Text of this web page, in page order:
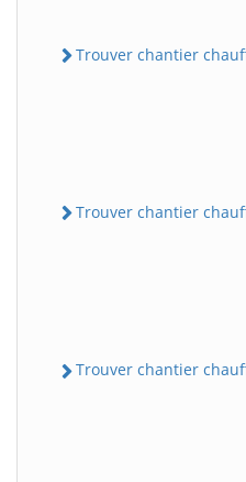
Trouver chantier
Trouver chantier
Trouver chantier